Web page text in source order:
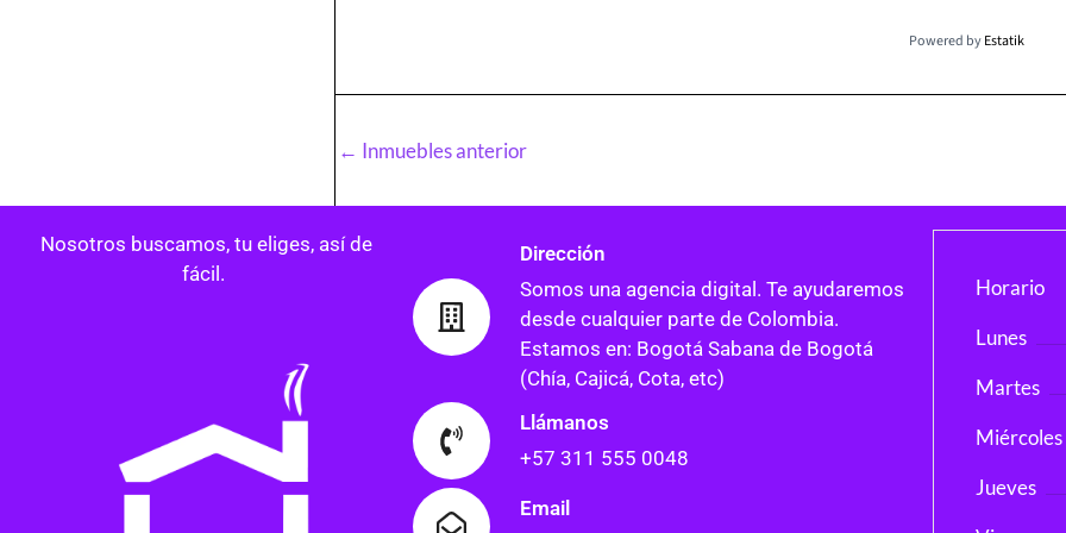
Powered byEstatik
← Inmuebles anterior
Nosotros buscamos, tu eliges, así de
fácil.
Dirección
Somos una agencia digital. Te ayudaremos
desde cualquier parte de Colombia.
Estamos en: Bogotá Sabana de Bogotá
(Chía, Cajicá, Cota, etc)
Llámanos
+57 311 555 0048
Email
Horario
Lunes
Martes
Miércoles
Jueves